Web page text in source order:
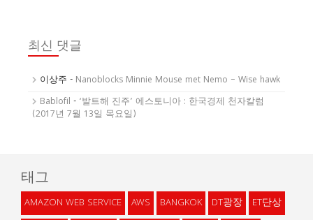
최신 댓글
이상주 - Nanoblocks Minnie Mouse met Nemo – Wise hawk
Bablofil - ‘발트해 진주’ 에스토니아 : 한국경제 천자칼럼
(2017년 7월 13일 목요일)
태그
AMAZON WEB SERVICE AWS BANGKOK DT광장
ET단상